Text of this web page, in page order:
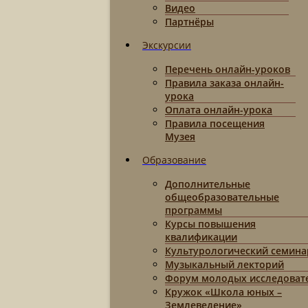
Видео
Партнёры
Экскурсии
Перечень онлайн-уроков
Правила заказа онлайн-
урока
Оплата онлайн-урока
Правила посещения
Музея
Образование
Дополнительные
общеобразовательные
программы
Курсы повышения
квалификации
Культурологический
Музыкальный лекторий
Форум молодых
Кружок «Школа юных –
Землеведение»